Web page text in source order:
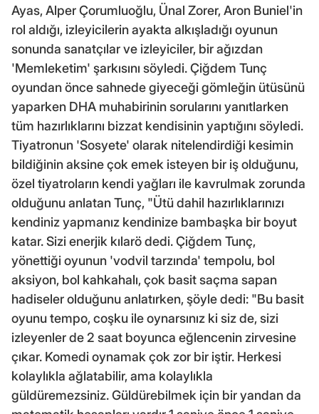
Ayas, Alper Çorumluoğlu, Ünal Zorer, Aron Buniel'in
rol aldığı, izleyicilerin ayakta alkışladığı oyunun
sonunda sanatçılar ve izleyiciler, bir ağızdan
'Memleketim' şarkısını söyledi. Çiğdem Tunç
oyundan önce sahnede giyeceği gömleğin ütüsünü
yaparken DHA muhabirinin sorularını yanıtlarken
tüm hazırlıklarını bizzat kendisinin yaptığını söyledi.
Tiyatronun 'Sosyete' olarak nitelendirdiği kesimin
bildiğinin aksine çok emek isteyen bir iş olduğunu,
özel tiyatroların kendi yağları ile kavrulmak zorunda
olduğunu anlatan Tunç, "Ütü dahil hazırlıklarınızı
kendiniz yapmanız kendinize bambaşka bir boyut
katar. Sizi enerjik kılarö dedi. Çiğdem Tunç,
yönettiği oyunun 'vodvil tarzında' tempolu, bol
aksiyon, bol kahkahalı, çok basit saçma sapan
hadiseler olduğunu anlatırken, şöyle dedi: "Bu basit
oyunu tempo, coşku ile oynarsınız ki siz de, sizi
izleyenler de 2 saat boyunca eğlencenin zirvesine
çıkar. Komedi oynamak çok zor bir iştir. Herkesi
kolaylıkla ağlatabilir, ama kolaylıkla
güldüremezsiniz. Güldürebilmek için bir yandan da